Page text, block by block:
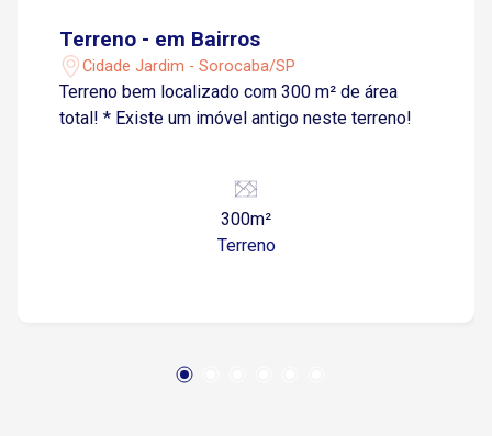
Terreno - em Bairros
Cidade Jardim - Sorocaba/SP
Terreno bem localizado com 300 m² de área
total! * Existe um imóvel antigo neste terreno!
300m²
Terreno